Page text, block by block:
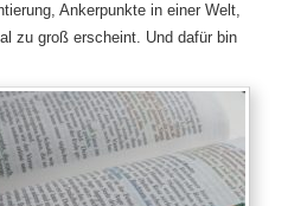
Ankerpunkte in einer Welt,
zu groß erscheint. Und dafür bin